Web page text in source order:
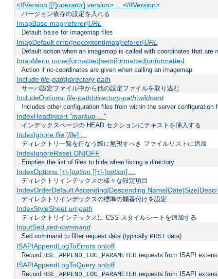
<IfVersion [[!]operator] version> ... </IfVersion>
バージョン依存の設定を入れる
ImapBase map|referer|URL
Default base for imagemap files
ImapDefault error|nocontent|map|referer|URL
Default action when an imagemap is called with coordinates that are
ImapMenu none|formatted|semiformatted|unformatted
Action if no coordinates are given when calling an imagemap
Include file-path|directory-path
サーバ設定ファイル中から他の設定ファイルを取り込む
IncludeOptional file-path|directory-path|wildcard
Includes other configuration files from within the server configuration
IndexHeadInsert "markup ..."
インデックスページの HEAD セクションにテキストを挿入する
IndexIgnore file[file] ...
ディレクトリ一覧を行なう際に無視すべき ファイルリストに追加
IndexIgnoreReset ON|OFF
Empties the list of files to hide when listing a directory
IndexOptions [+|-]option[[+|-]option] ...
ディレクトリインデックスの様々な設定項目
IndexOrderDefault Ascending|Descending
ディレクトリインデックスの標準の順番付けを設定
IndexStyleSheet url-path
ディレクトリインデックスに CSS スタイルシートを追加する
InputSed sed-command
Sed command to filter request data (typically POST data)
ISAPIAppendLogToErrors on|off
Record HSE_APPEND_LOG_PARAMETER requests from ISAPI
ISAPIAppendLogToQuery on|off
Record HSE_APPEND_LOG_PARAMETER requests from ISAPI